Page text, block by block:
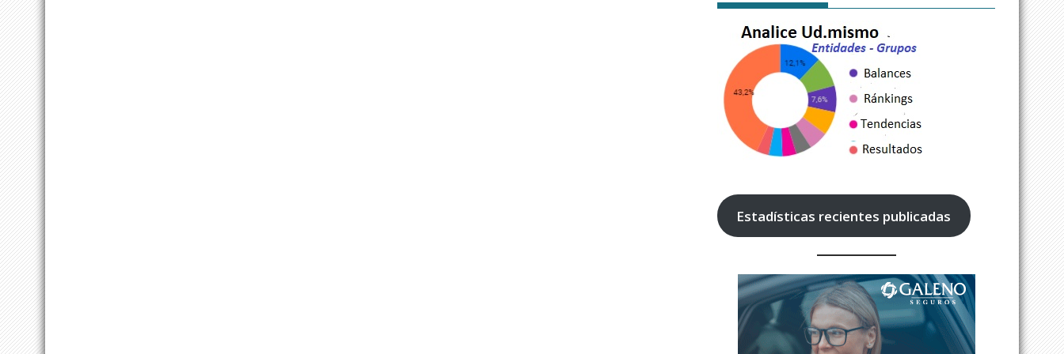
Estadísticas recientes publicadas